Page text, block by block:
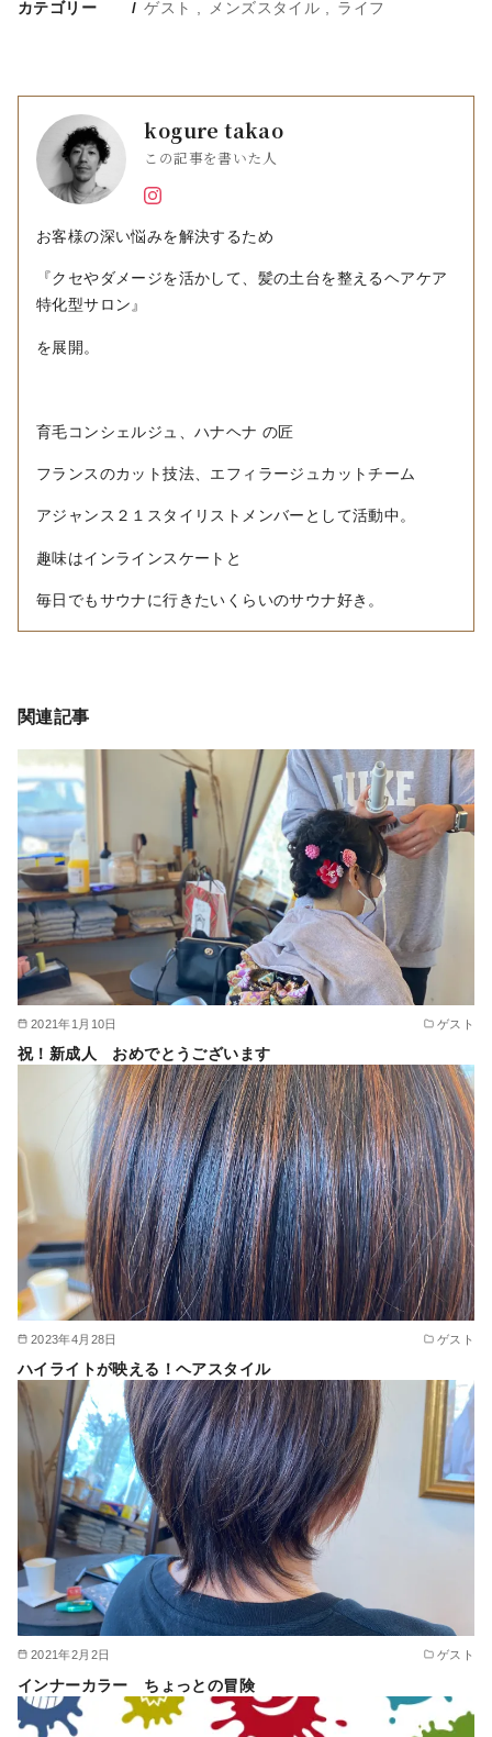
カテゴリー ゲスト メンズスタイル ライフ
kogure takao
この記事を書いた人
お客様の深い悩みを解決するため
『クセやダメージを活かして、髪の土台を整えるヘアケア
特化型サロン』
を展開。
育毛コンシェルジュ、ハナヘナ の匠
フランスのカット技法、エフィラージュカットチーム
アジャンス２１スタイリストメンバーとして活動中。
趣味はインラインスケートと
毎日でもサウナに行きたいくらいのサウナ好き。
関連記事
2021年1月10日 ゲスト
祝！新成人 おめでとうございます
2023年4月28日 ゲスト
ハイライトが映える！ヘアスタイル
2021年2月2日 ゲスト
インナーカラー ちょっとの冒険